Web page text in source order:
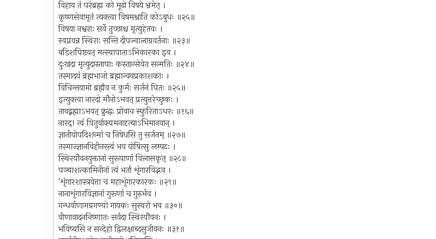
विहाय तं परंब्रह्म को मूढो विषये भ्रमेत् ।
कृष्णसेवामृतं त्यक्त्वा विषमश्नाति कोऽबुधः ॥२५॥
विषया नश्वराः सर्वे तुच्छाश्च मृत्युहेतवः ।
स्वप्नवन्न स्थिराः सन्ति दीपज्वालाग्रवर्तनाः ॥२३॥
बडिशपिष्टवत् मत्स्यापाताऽभिकारका इव ।
दुःखदा मृत्युदास्तापाः कस्तान्सेवेत सन्मतिः ॥२४॥
तस्मादयं ब्रह्मभाजो ब्रह्मान्वयप्रकाशकाः ।
विचिन्तयामो ब्रह्मैव न कुर्मः सर्जनं पितः ॥२५॥
इत्युक्त्वा नारदो मौनोऽभवत् प्रत्युत्तरेच्छुकः ।
तावद्ब्रह्माऽभवत् क्रुद्धः प्रोवाच स्फुरिताऽधरः ॥१६॥
नारद्! त्वं पितुर्वाक्यमनादृत्याऽभिमानवान् ।
ज्ञानीवोपदिशन्मां च निषेधसि तु सर्जनम् ॥२७॥
तस्माज्ज्ञानविहीनस्त्वं भव योषित्सु लम्पटः ।
स्थिरयौवनयुक्तानां सुरूपाणां विलासकृत् ॥२८॥
पञ्चाशत्कामिनीनां त्वं भर्ता शृंगारविद्भव ।
'शृंगारशास्त्रवेत्ता च महाशृंगारकारकः ॥२९॥
नानाशृंगारविज्ञानां गुरूणां च गुरुर्भव ।
गन्धर्वाणामग्रगण्यो गायकः सुस्वरो भव ॥३०॥
वीणावादननिष्णातः सर्वदा स्थिरयौवनः ।
भविष्यसि न सन्देहो द्विलक्षाब्दसुजीवनः ॥३१॥